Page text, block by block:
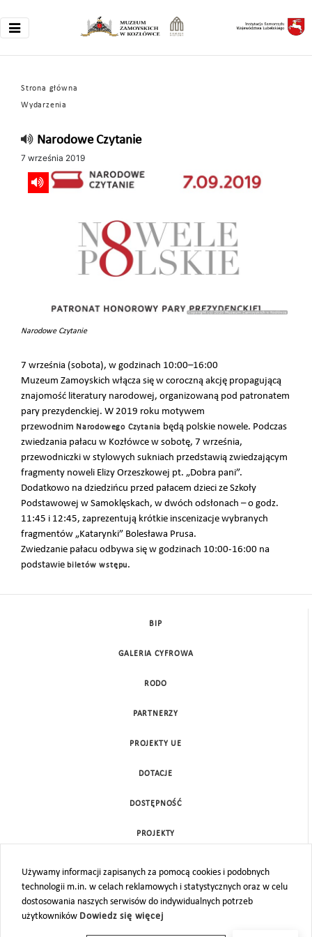
Strona główna
Wydarzenia
Narodowe Czytanie
7 września 2019
Narodowe Czytanie
7 września (sobota), w godzinach 10:00–16:00
Muzeum Zamoyskich włącza się w coroczną akcję propagującą
znajomość literatury narodowej, organizowaną pod patronatem
pary prezydenckiej. W 2019 roku motywem
przewodnim Narodowego Czytania będą polskie nowele. Podczas
zwiedzania pałacu w Kozłówce w sobotę, 7 września,
przewodniczki w stylowych sukniach przedstawią zwiedzającym
fragmenty noweli Elizy Orzeszkowej pt. „Dobra pani”.
Dodatkowo na dziedzińcu przed pałacem dzieci ze Szkoły
Podstawowej w Samoklęskach, w dwóch odsłonach – o godz.
11:45 i 12:45, zaprezentują krótkie inscenizacje wybranych
fragmentów „Katarynki” Bolesława Prusa.
Zwiedzanie pałacu odbywa się w godzinach 10:00-16:00 na
podstawie biletów wstępu.
Używamy informacji zapisanych za pomocą cookies i podobnych
technologii m.in. w celach reklamowych i statystycznych oraz w celu
dostosowania naszych serwisów do indywidualnych potrzeb
użytkowników Dowiedz się więcej
BIP
GALERIA CYFROWA
RODO
PARTNERZY
PROJEKTY UE
DOTACJE
DOSTĘPNOŚĆ
PROJEKTY
MAPA STRONY